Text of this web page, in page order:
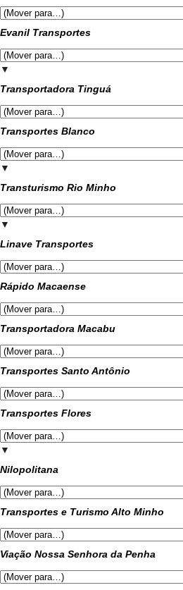
Evanil Transportes
▼
Transportadora Tinguá
Transportes Blanco
▼
Transturismo Rio Minho
▼
Linave Transportes
Rápido Macaense
Transportadora Macabu
Transportes Santo Antônio
Transportes Flores
▼
Nilopolitana
Transportes e Turismo Alto Minho
Viação Nossa Senhora da Penha